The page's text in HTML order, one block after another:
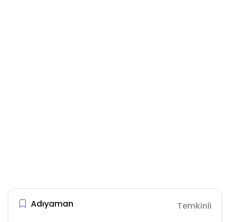
Adıyaman Temkinli